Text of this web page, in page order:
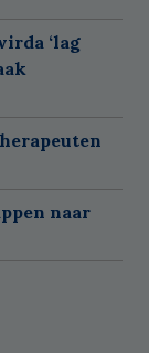
‘lag
naar